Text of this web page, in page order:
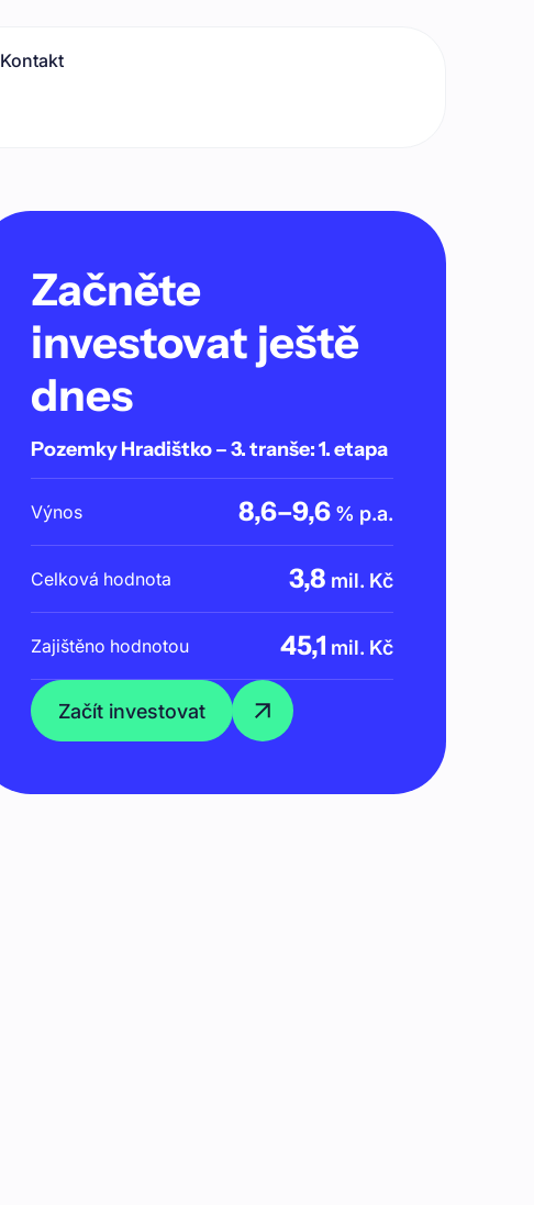
Kontakt
Začněte
investovat ještě
dnes
Pozemky Hradištko – 3. tranše: 1. etapa
Výnos 8,6–9,6 % p.a.
Celková hodnota 3,8 mil. Kč
Zajištěno hodnotou 45,1 mil. Kč
Začít investovat